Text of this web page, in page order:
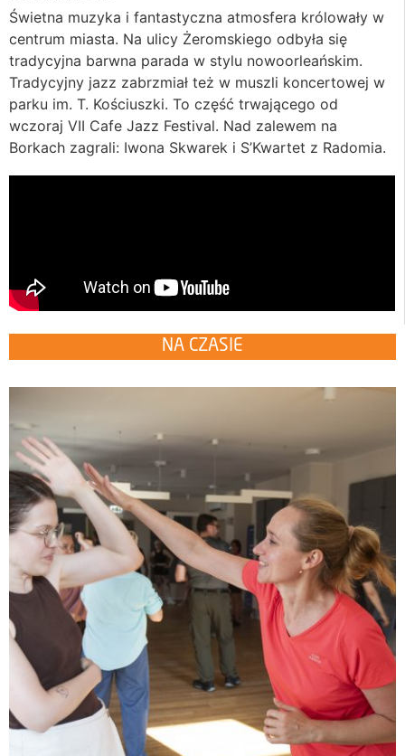
Świetna muzyka i fantastyczna atmosfera królowały w
centrum miasta. Na ulicy Żeromskiego odbyła się
tradycyjna barwna parada w stylu nowoorleańskim.
Tradycyjny jazz zabrzmiał też w muszli koncertowej w
parku im. T. Kościuszki. To część trwającego od
wczoraj VII Cafe Jazz Festival. Nad zalewem na
Borkach zagrali: Iwona Skwarek i S’Kwartet z Radomia.
NA CZASIE